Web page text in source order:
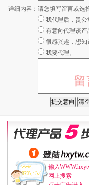
详细内容： 请您填写留言或选
我代理后，贵公
有意向代理该产
很感兴趣，想知
我要代理。
输入
网上搜索